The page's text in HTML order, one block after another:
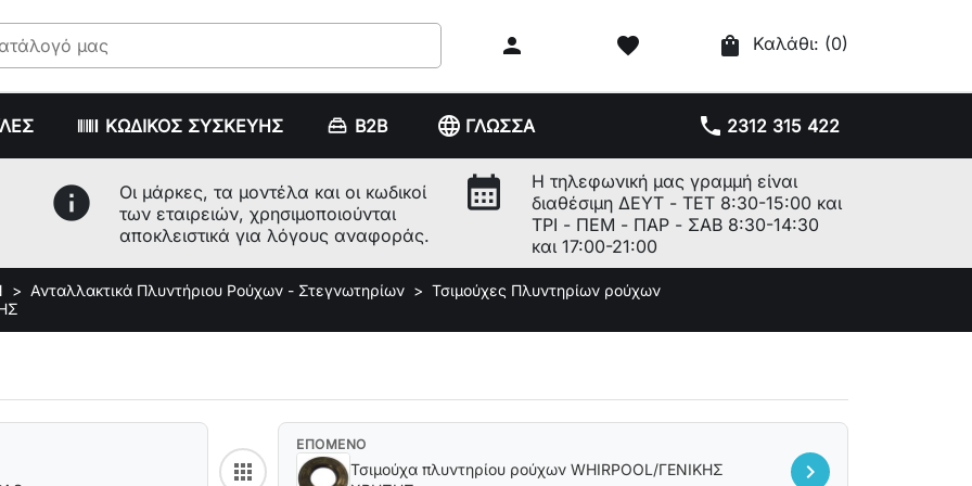
 favorite shopping_bag Καλάθι: (0)
ΚΩΔΙΚΟΣ ΣΥΣΚΕΥΗΣ B2B phone 2312 315 422
language ΓΛΩΣΣΑ
info
Οι μάρκες, τα μοντέλα και οι κωδικοί
των εταιρειών, χρησιμοποιούνται
αποκλειστικά για λόγους αναφοράς.
calendar_month
Η τηλεφωνική μας γραμμή είναι
διαθέσιμη ΔΕΥΤ - ΤΕΤ 8:30-15:00 και
ΤΡΙ - ΠΕΜ - ΠΑΡ - ΣΑΒ 8:30-14:30
και 17:00-21:00
Ανταλλακτικά Πλυντήριου Ρούχων - Στεγνωτηρίων
Τσιμούχες Πλυντηρίων ρούχων
appsBack to category
ΕΠΟΜΕΝΟ
Τσιμούχα πλυντηρίου ρούχων WHIRPOOL/ΓΕΝΙΚΗΣ
chevron_right